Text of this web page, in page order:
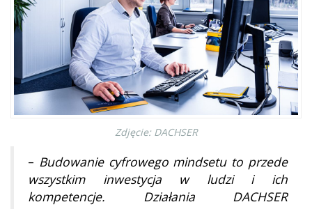
Zdjęcie: DACHSER
– Budowanie cyfrowego mindsetu to przede
wszystkim inwestycja w ludzi i ich
kompetencje. Działania DACHSER